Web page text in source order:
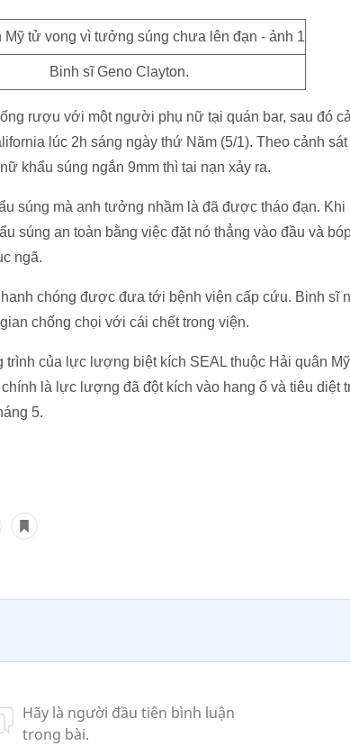
Binh sĩ Geno Clayton.
rượu với một người phụ nữ tại quán bar, sau đó
lúc 2h sáng ngày thứ Năm (5/1). Theo cảnh
khẩu súng ngắn 9mm thì tai nạn xảy ra.
súng mà anh tưởng nhầm là đã được tháo đạn.
súng an toàn bằng việc đặt nó thẳng vào đầu và
ngã.
chóng được đưa tới bệnh viện cấp cứu. Binh sĩ
chống chọi với cái chết trong viện.
của lực lượng biệt kích SEAL thuộc Hải quân
là lực lượng đã đột kích vào hang ổ và tiêu diệt
5.